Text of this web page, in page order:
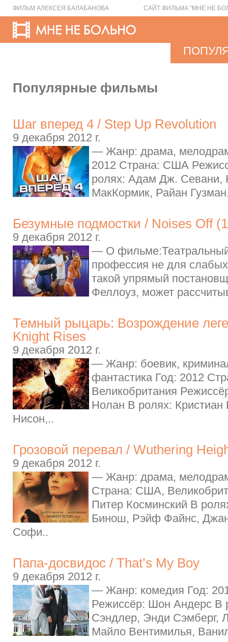
ФИЛЬМ АЛЕКСЕЯ БАЛАБАНОВА САЙТ ФИЛЬМА "МНЕ НЕ
Популярные фильмы
Шаг вперед 4 / Step Up Revolution
9 декабря 2012 г.
— Жанр: драма,
2012 Страна: США
ролях: Адам Дж. Севани,
МакКормик, Райан
Безумные подмостки / Noises Off
9 декабря 2012 г.
— О
профессия не для
такой упрямый
Феллоуз, может
Темный рыцарь: Возрождение
Knight Rises
9 декабря 2012 г.
— Жанр: боевик,
фантастика Год: 2012
Великобритания
Нолан В ролях:
Нисон,..
Грозовой перевал / Wuthering
9 декабря 2012 г.
— Жанр: драма,
Страна: США,
Питер Косминский В
Бинош, Рэйф Файнс,
Софи..
Папа-досвидос / That’s My Boy
9 декабря 2012 г.
— Жанр: комедия Год:
Режиссёр: Шон Андерс В
Сэндлер, Энди Сэмберг,
Майло Вентимилья,